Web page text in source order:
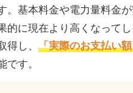
。基本料金や電力量料金
的に現在より高くなって
し、 「実際のお支払い
す。